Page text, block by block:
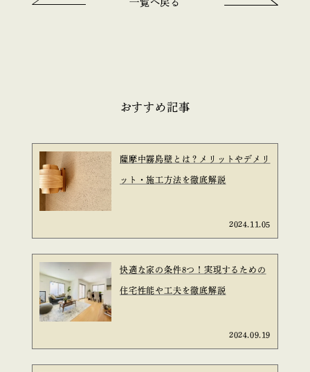
一覧へ戻る
おすすめ記事
薩摩中霧島壁とは？メリットやデメリ
ット・施工方法を徹底解説
2024.11.05
快適な家の条件8つ！実現するための
住宅性能や工夫を徹底解説
2024.09.19